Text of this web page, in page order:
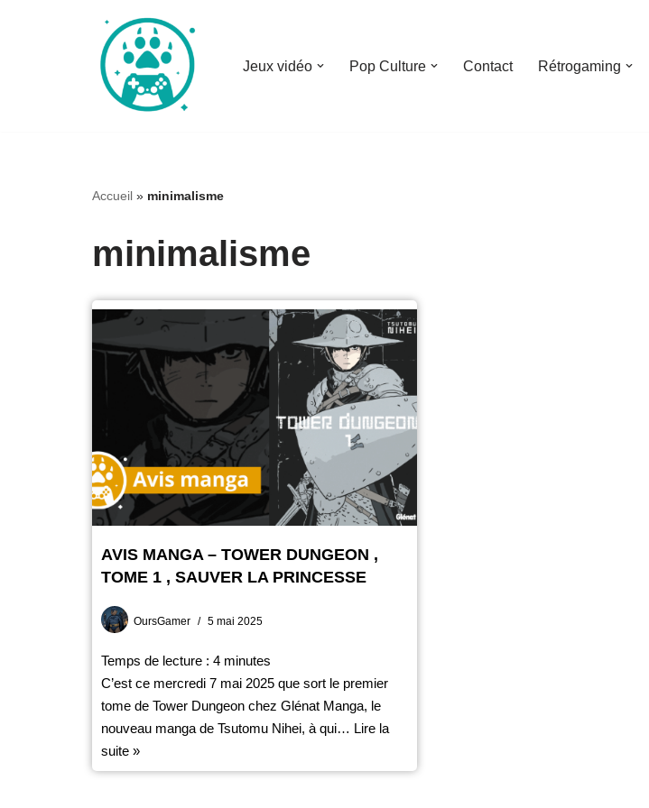
Jeux vidéo Pop Culture Contact Rétrogaming
Accueil » minimalisme
minimalisme
AVIS MANGA – TOWER DUNGEON ,
TOME 1 , SAUVER LA PRINCESSE
OursGamer 5 mai 2025
Temps de lecture : 4 minutes
C’est ce mercredi 7 mai 2025 que sort le premier
tome de Tower Dungeon chez Glénat Manga, le
nouveau manga de Tsutomu Nihei, à qui… Lire la
suite »